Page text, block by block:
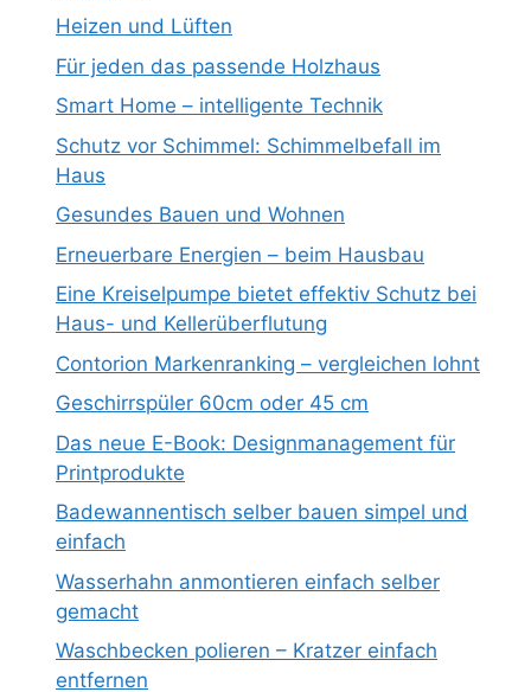
Heizen und Lüften
Für jeden das passende Holzhaus
Smart Home – intelligente Technik
Schutz vor Schimmel: Schimmelbefall im
Haus
Gesundes Bauen und Wohnen
Erneuerbare Energien – beim Hausbau
Eine Kreiselpumpe bietet effektiv Schutz bei
Haus- und Kellerüberflutung
Contorion Markenranking – vergleichen lohnt
Geschirrspüler 60cm oder 45 cm
Das neue E-Book: Designmanagement für
Printprodukte
Badewannentisch selber bauen simpel und
einfach
Wasserhahn anmontieren einfach selber
gemacht
Waschbecken polieren – Kratzer einfach
entfernen